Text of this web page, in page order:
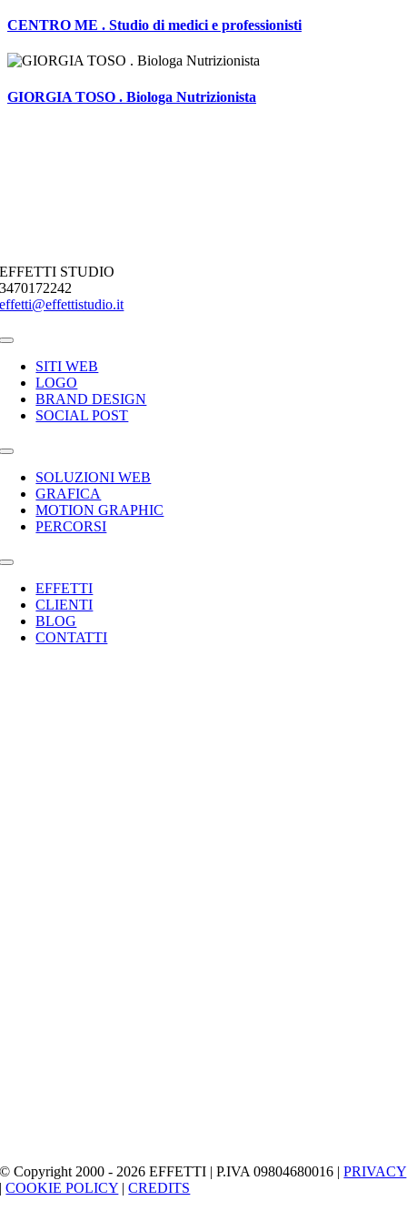
CENTRO ME . Studio di medici e professionisti
GIORGIA TOSO . Biologa Nutrizionista
EFFETTI STUDIO
3470172242
effetti@effettistudio.it
Toggle
NavigationSITI WEB
LOGO
BRAND DESIGN
SOCIAL POST
Toggle
NavigationSOLUZIONI WEB
GRAFICA
MOTION GRAPHIC
PERCORSI
Toggle
NavigationEFFETTI
CLIENTI
BLOG
CONTATTI
© Copyright 2000 - 2026 EFFETTI | P.IVA 09804680016 |PRIVACY
|COOKIE POLICY |CREDITS